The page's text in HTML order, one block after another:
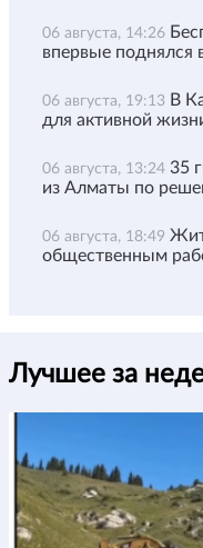
06 августа, 14:26
впервые поднялся
06 августа, 19:13 В
для активной
06 августа, 13:24 35
из Алматы по
06 августа, 18:49
общественным
Лучшее за